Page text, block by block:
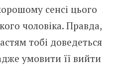
сенсі цього
чоловіка. Правда,
тобі доведеться
умовити її вийти